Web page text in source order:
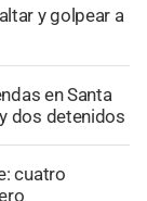
y golpear a
en Santa
dos detenidos
cuatro